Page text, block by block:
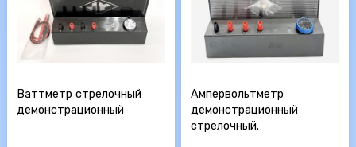
Ваттметр стрелочный
демонстрационный
Ампервольтметр
демонстрационный
стрелочный.